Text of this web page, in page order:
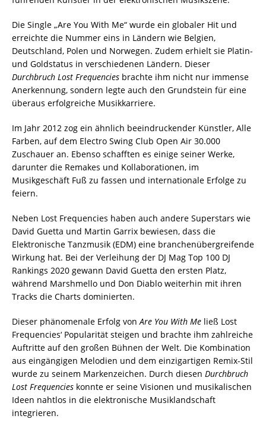
Die Single „Are You With Me“ wurde ein globaler Hit und
erreichte die Nummer eins in Ländern wie Belgien,
Deutschland, Polen und Norwegen. Zudem erhielt sie Platin-
und Goldstatus in verschiedenen Ländern. Dieser
Durchbruch Lost Frequencies brachte ihm nicht nur immense
Anerkennung, sondern legte auch den Grundstein für eine
überaus erfolgreiche Musikkarriere.
Im Jahr 2012 zog ein ähnlich beeindruckender Künstler, Alle
Farben, auf dem Electro Swing Club Open Air 30.000
Zuschauer an. Ebenso schafften es einige seiner Werke,
darunter die Remakes und Kollaborationen, im
Musikgeschäft Fuß zu fassen und internationale Erfolge zu
feiern.
Neben Lost Frequencies haben auch andere Superstars wie
David Guetta und Martin Garrix bewiesen, dass die
Elektronische Tanzmusik (EDM) eine branchenübergreifende
Wirkung hat. Bei der Verleihung der DJ Mag Top 100 DJ
Rankings 2020 gewann David Guetta den ersten Platz,
während Marshmello und Don Diablo weiterhin mit ihren
Tracks die Charts dominierten.
Dieser phänomenale Erfolg von Are You With Me ließ Lost
Frequencies‘ Popularität steigen und brachte ihm zahlreiche
Auftritte auf den großen Bühnen der Welt. Die Kombination
aus eingängigen Melodien und dem einzigartigen Remix-Stil
wurde zu seinem Markenzeichen. Durch diesen Durchbruch
Lost Frequencies konnte er seine Visionen und musikalischen
Ideen nahtlos in die elektronische Musiklandschaft
integrieren.